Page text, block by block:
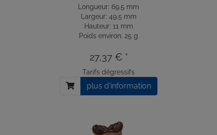
Longueur: 69.5 mm
Largeur: 49.5 mm
Hauteur: 11 mm
Poids environ: 25 g
27,37 € *
Tarifs dégressifs
plus d'information